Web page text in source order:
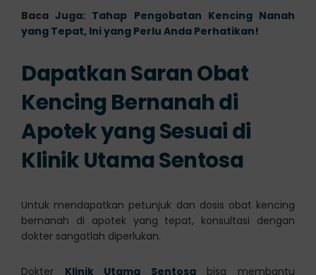
Baca Juga: Tahap Pengobatan Kencing Nanah
yang Tepat, Ini yang Perlu Anda Perhatikan!
Dapatkan Saran Obat
Kencing Bernanah di
Apotek yang Sesuai di
Klinik Utama Sentosa
Untuk mendapatkan petunjuk dan dosis obat kencing
bernanah di apotek yang tepat, konsultasi dengan
dokter sangatlah diperlukan.
Dokter Klinik Utama Sentosabisa membantu